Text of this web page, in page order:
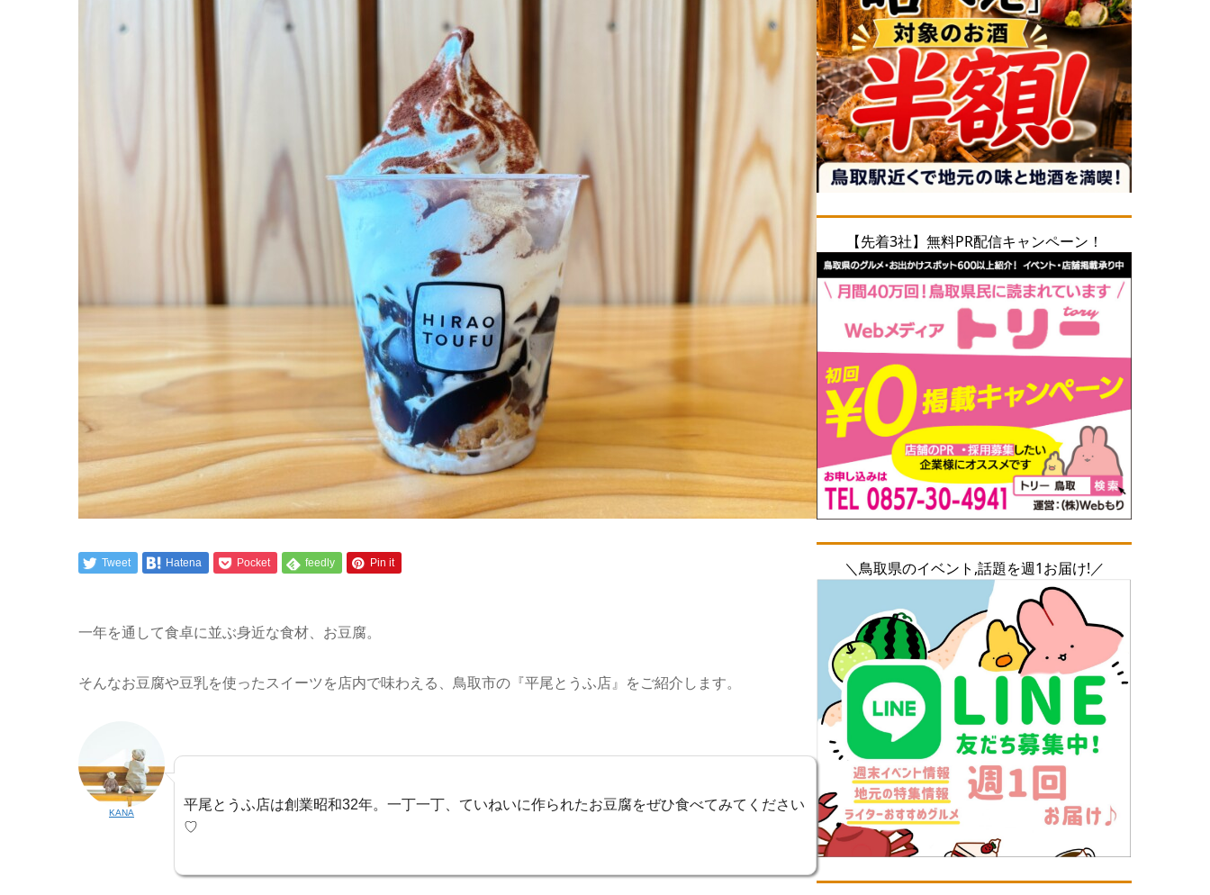
Tweet Hatena Pocket feedly Pin it
一年を通して食卓に並ぶ身近な食材、お豆腐。
そんなお豆腐や豆乳を使ったスイーツを店内で味わえる、鳥取市の『平尾とうふ店』をご紹介します。
KANA
平尾とうふ店は創業昭和32年。一丁一丁、ていねいに作られたお豆腐をぜひ食べてみてください
♡
【先着3社】無料PR配信キャンペーン！
＼鳥取県のイベント,話題を週1お届け!／